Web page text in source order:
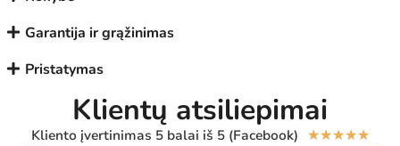
Garantija ir grąžinimas
Pristatymas
Klientų atsiliepimai
Kliento įvertinimas 5 balai iš 5 (Facebook) ★★★★★